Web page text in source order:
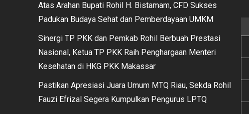
Atas Arahan Bupati Rohil H. Bistamam, CFD Sukses
Padukan Budaya Sehat dan Pemberdayaan UMKM
Sinergi TP PKK dan Pemkab Rohil Berbuah Prestasi
Nasional, Ketua TP PKK Raih Penghargaan Menteri
Kesehatan di HKG PKK Makassar
Pastikan Apresiasi Juara Umum MTQ Riau, Sekda Rohil
Fauzi Efrizal Segera Kumpulkan Pengurus LPTQ